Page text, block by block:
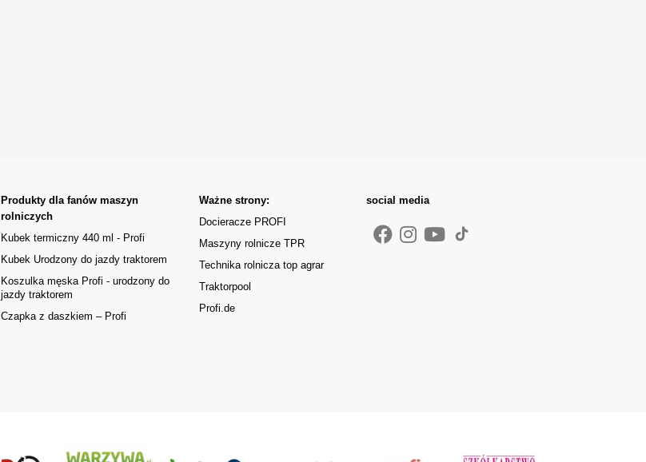
Produkty dla fanów maszyn
rolniczych
Kubek termiczny 440 ml - Profi
Kubek Urodzony do jazdy traktorem
Koszulka męska Profi - urodzony do
jazdy traktorem
Czapka z daszkiem – Profi
Ważne strony:
Docieracze PROFI
Maszyny rolnicze TPR
Technika rolnicza top agrar
Traktorpool
Profi.de
social media